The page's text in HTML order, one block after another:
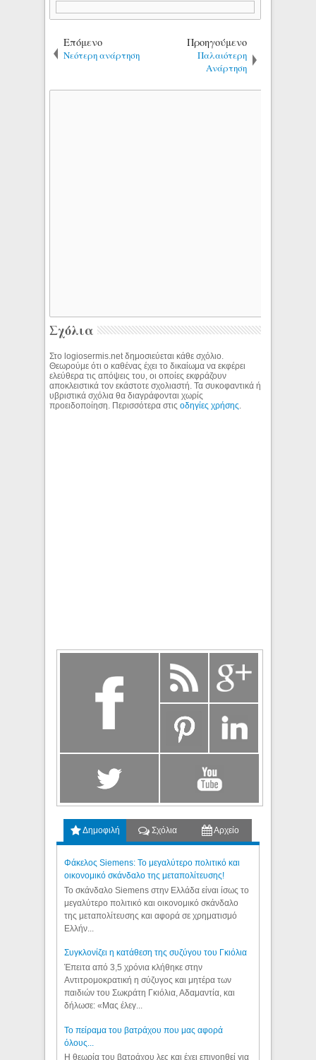
Επόμενο
Νεότερη ανάρτηση
Προηγούμενο
Παλαιότερη
Ανάρτηση
Σχόλια
Στο logiosermis.net δημοσιεύεται κάθε σχόλιο.
Θεωρούμε ότι ο καθένας έχει το δικαίωμα να εκφέρει
ελεύθερα τις απόψεις του, οι οποίες εκφράζουν
αποκλειστικά τον εκάστοτε σχολιαστή. Τα συκοφαντικά ή
υβριστικά σχόλια θα διαγράφονται χωρίς
προειδοποίηση. Περισσότερα στιςοδηγίες χρήσης.
Δημοφιλή Σχόλια Αρχείο
Φάκελος Siemens: Το μεγαλύτερο πολιτικό και
οικονομικό σκάνδαλο της μεταπολίτευσης!
Το σκάνδαλο Siemens στην Ελλάδα είναι ίσως το
μεγαλύτερο πολιτικό και οικονομικό σκάνδαλο
της μεταπολίτευσης και αφορά σε χρηματισμό
Ελλήν...
Συγκλονίζει η κατάθεση της συζύγου του Γκιόλια
Έπειτα από 3,5 χρόνια κλήθηκε στην
Αντιτρομοκρατική η σύζυγος και μητέρα των
παιδιών του Σωκράτη Γκιόλια, Αδαμαντία, και
δήλωσε: «Μας έλεγ...
Το πείραμα του βατράχου που μας αφορά
όλους...
Η θεωρία του βατράχου λες και έχει επινοηθεί για